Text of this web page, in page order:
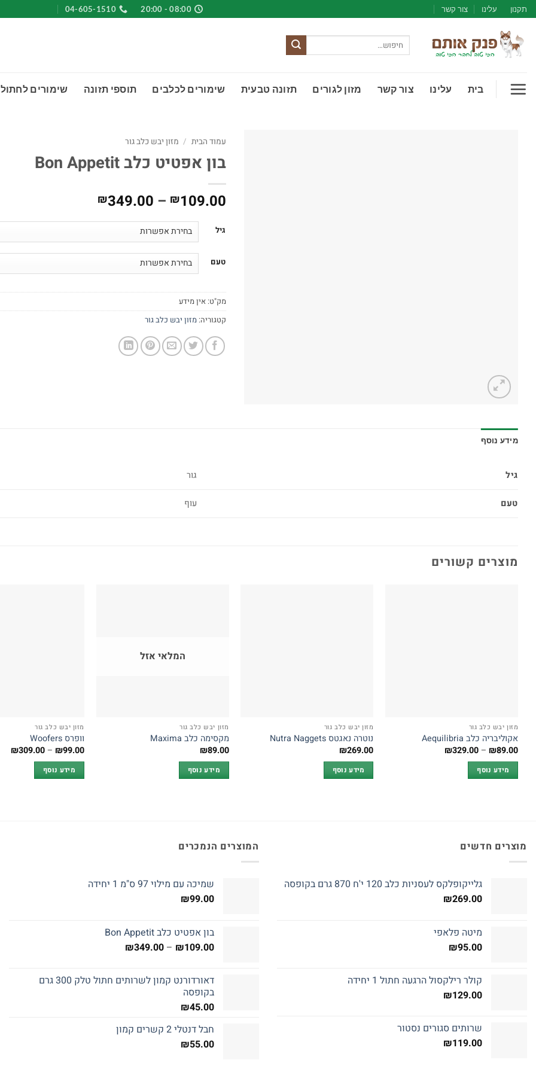
Skip
to
content
תקנון עלינו צור קשר 08:00 - 20:00
04-605-1510
עבור:
בית עלינו צור קשר מזון לגורים תזונה טבעית שימורים לכלבים תוספי תזונה שימורים
עמוד הבית / מזון יבש כלב גור
בון אפטיט כלב Bon Appetit
₪109.00
–
₪349.00
עד
⁦₪349.00⁩
גיל
טעם
מק"ט:אין מידע
קטגוריה:מזון יבש כלב גור
מידע נוסף
גיל גור
טעם עוף
מוצרים קשורים
מזון יבש כלב גור
אקוליבריה כלב Aequilibria
₪89.00
–
₪329.00 טווח
מידע נוסף
מזון יבש כלב גור
נוטרה נאגטס Nutra Naggets
₪269.00
מידע נוסף
המלאי אזל
מזון יבש כלב גור
מקסימה כלב Maxima
₪89.00
מידע נוסף
מזון יבש כלב גור
וופרס Woofers
₪99.00
–
₪309.00
מידע נוסף
מוצרים חדשים
גלייקופלקס לעסניות כלב 120 י'ח 870 גרם בקופסה
₪269.00
מיטה פלאפי
₪95.00
קולר רילקסול הרגעה חתול 1 יחידה
₪129.00
שרותים סגורים נסטור
₪119.00
המוצרים הנמכרים
שמיכה עם מילוי 97 ס"מ 1 יחידה
₪99.00
בון אפטיט כלב Bon Appetit
₪109.00
–
₪349.00
עד
דאורדורנט קמון לשרותים חתול טלק 300 גרם
בקופסה
₪45.00
חבל דנטלי 2 קשרים קמון
₪55.00